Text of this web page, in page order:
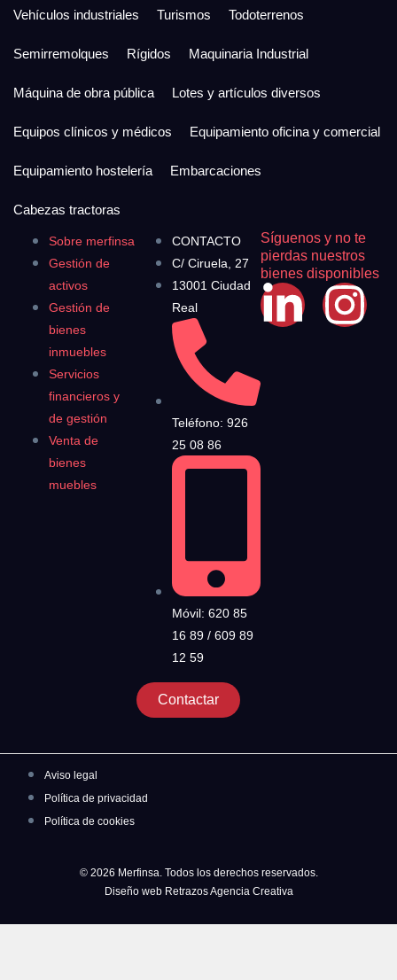
Sobre merfinsa
Gestión de
activos
Gestión de
bienes
inmuebles
Servicios
financieros y
de gestión
Venta de
bienes
muebles
CONTACTO
C/ Ciruela, 27
13001 Ciudad
Real
Teléfono: 926
25 08 86
Móvil: 620 85
16 89 / 609 89
12 59
Contactar
Síguenos y no te
pierdas nuestros
bienes disponibles
Vehículos industriales
Turismos Todoterrenos
Semirremolques Rígidos Maquinaria Industrial
Máquina de obra pública Lotes y artículos diversos
Equipos clínicos y médicos Equipamiento oficina y comercial
Equipamiento hostelería Embarcaciones
Cabezas tractoras
Aviso legal
Política de privacidad
Política de cookies
© 2026 Merfinsa. Todos los derechos reservados.
Diseño web Retrazos Agencia Creativa